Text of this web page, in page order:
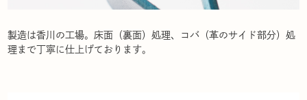
製造は香川の工場。床面（裏面）処理、コバ（革のサイド部分）処
理まで丁寧に仕上げております。